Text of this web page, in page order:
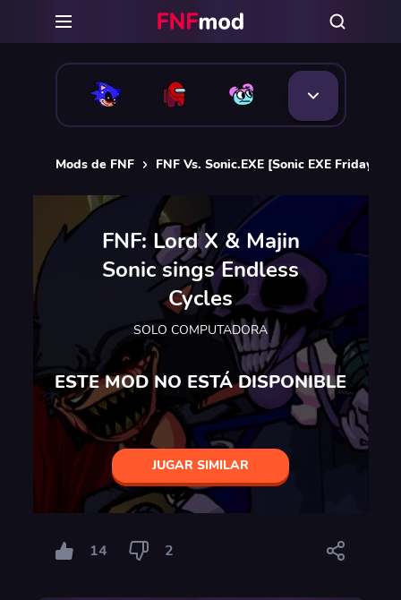
Mods de FNF FNF Vs. Sonic.EXE [Sonic EXE Friday
FNF: Lord X & Majin
Sonic sings Endless
Cycles
SOLO COMPUTADORA
ESTE MOD NO ESTÁ DISPONIBLE
JUGAR SIMILAR
14 2